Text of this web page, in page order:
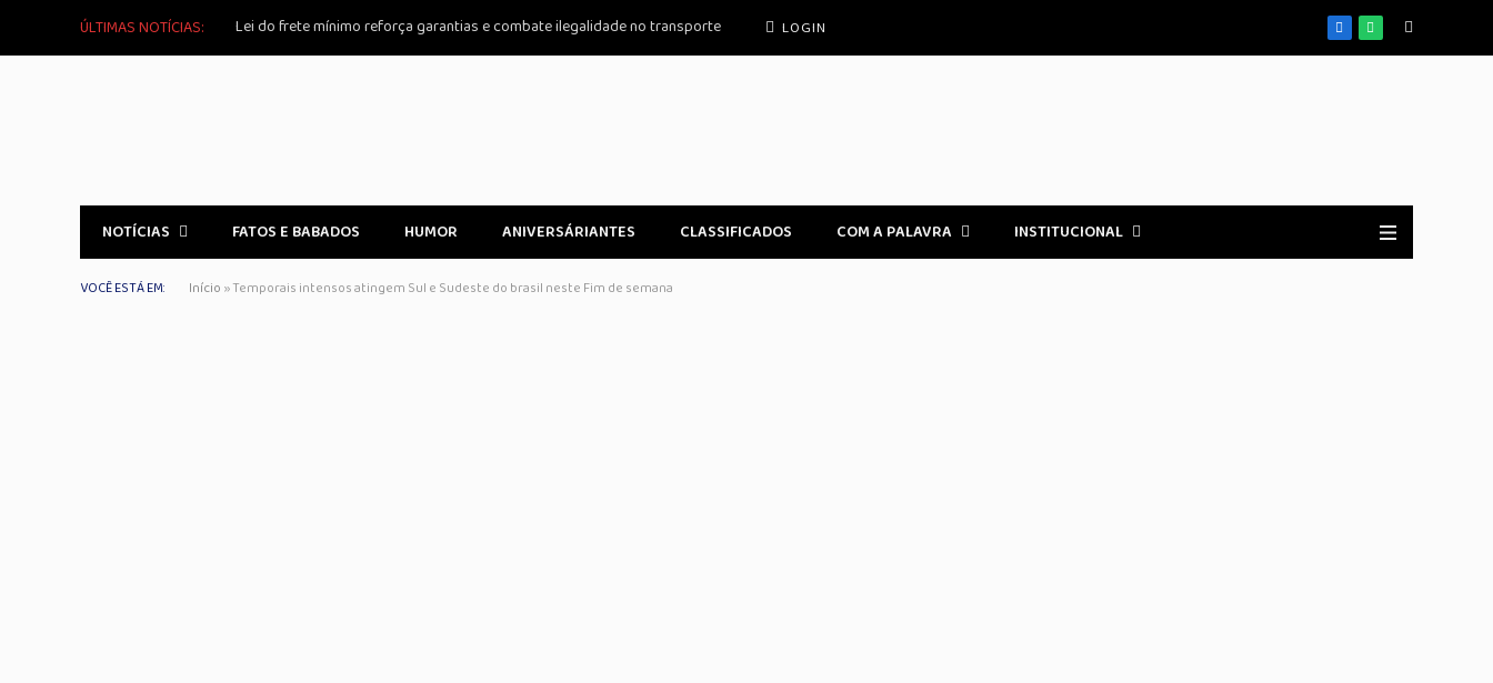
ÚLTIMAS NOTÍCIAS: Lei do frete mínimo reforça garantias e combate ilegalidade no transporte LOGIN FacebookWhatsApp
NOTÍCIAS FATOS E BABADOS HUMOR ANIVERSÁRIANTES CLASSIFICADOS COM A PALAVRA INSTITUCIONAL
VOCÊ ESTÁ EM: Início »Temporais intensos atingem Sul e Sudeste do brasil neste Fim de semana